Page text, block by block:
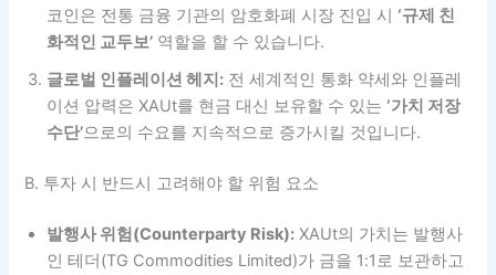
코인은 전통 금융 기관의 암호화폐 시장 진입 시 ‘규제 친
화적인 교두보’ 역할을 할 수 있습니다.
글로벌 인플레이션 헤지: 전 세계적인 통화 약세와 인플레
이션 압력은 XAUt를 현금 대신 보유할 수 있는 ‘가치 저장
수단’으로의 수요를 지속적으로 증가시킬 것입니다.
B. 투자 시 반드시 고려해야 할 위험 요소
발행사 위험(Counterparty Risk): XAUt의 가치는 발행사
인 테더(TG Commodities Limited)가 금을 1:1로 보관하고